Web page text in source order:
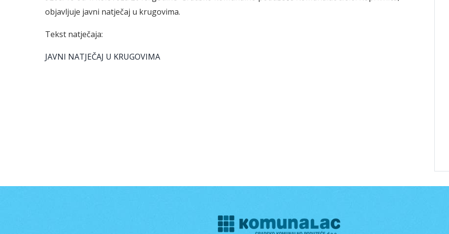
objavljuje javni natječaj u krugovima.
Tekst natječaja:
JAVNI NATJEČAJ U KRUGOVIMA